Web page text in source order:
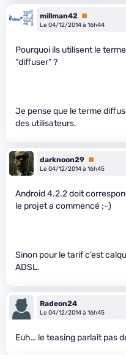
millman42 Premium
Le 04/12/2014 à 16h44
Pourquoi ils utilisent le
“diffuser” ?
Je pense que le terme
des utilisateurs.
darknoon29 Premium
Le 04/12/2014 à 16h45
Android 4.2.2 doit
le projet a commencé ;-)
Sinon pour le tarif c’est
ADSL.
Radeon24
Le 04/12/2014 à 16h45
Euh… le teasing parlait pas